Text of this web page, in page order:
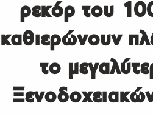
ρεκόρ του
καθιερώνουν
το